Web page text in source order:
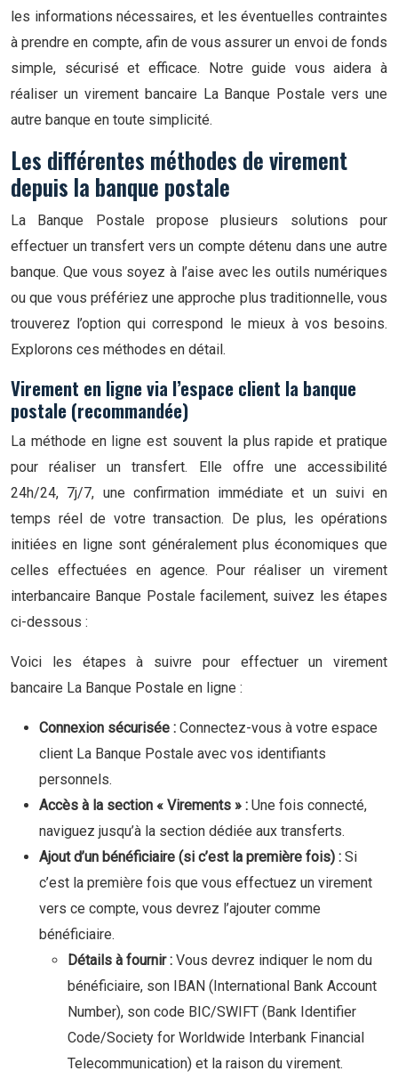
les informations nécessaires, et les éventuelles contraintes
à prendre en compte, afin de vous assurer un envoi de fonds
simple, sécurisé et efficace. Notre guide vous aidera à
réaliser un virement bancaire La Banque Postale vers une
autre banque en toute simplicité.
Les différentes méthodes de virement
depuis la banque postale
La Banque Postale propose plusieurs solutions pour
effectuer un transfert vers un compte détenu dans une autre
banque. Que vous soyez à l’aise avec les outils numériques
ou que vous préfériez une approche plus traditionnelle, vous
trouverez l’option qui correspond le mieux à vos besoins.
Explorons ces méthodes en détail.
Virement en ligne via l’espace client la banque
postale (recommandée)
La méthode en ligne est souvent la plus rapide et pratique
pour réaliser un transfert. Elle offre une accessibilité
24h/24, 7j/7, une confirmation immédiate et un suivi en
temps réel de votre transaction. De plus, les opérations
initiées en ligne sont généralement plus économiques que
celles effectuées en agence. Pour réaliser un virement
interbancaire Banque Postale facilement, suivez les étapes
ci-dessous :
Voici les étapes à suivre pour effectuer un virement
bancaire La Banque Postale en ligne :
Connexion sécurisée : Connectez-vous à votre espace
client La Banque Postale avec vos identifiants
personnels.
Accès à la section « Virements » : Une fois connecté,
naviguez jusqu’à la section dédiée aux transferts.
Ajout d’un bénéficiaire (si c’est la première fois) : Si
c’est la première fois que vous effectuez un virement
vers ce compte, vous devrez l’ajouter comme
bénéficiaire.
Détails à fournir : Vous devrez indiquer le nom du
bénéficiaire, son IBAN (International Bank Account
Number), son code BIC/SWIFT (Bank Identifier
Code/Society for Worldwide Interbank Financial
Telecommunication) et la raison du virement.